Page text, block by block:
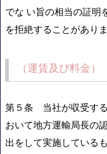
でな い旨の相当の証明
を拒絶することがありま
（運賃及び料金）
第５条 当社が収受す
おいて地方運輸局長の
出をして実施している